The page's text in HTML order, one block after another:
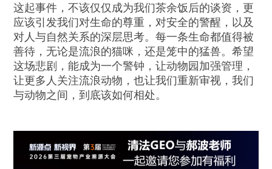
这起事件，不该仅仅成为我们茶余饭后的谈资，更
应该引发我们对生命的尊重，对安全的警醒，以及
对人与自然关系的深层思考。每一条生命都值得被
善待，无论是流浪的猫咪，还是笼中的猛兽。希望
这场悲剧，能成为一个警钟，让动物园加强管理，
让更多人关注流浪动物，也让我们重新审视，我们
与动物之间，到底该如何相处。